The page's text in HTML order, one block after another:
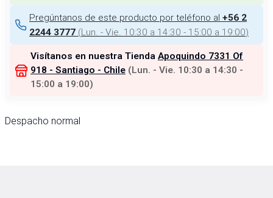
Pregúntanos de este producto por teléfono al +56 2
2244 3777 (Lun. - Vie. 10:30 a 14:30 - 15:00 a 19:00)
Visítanos en nuestra Tienda Apoquindo 7331 Of
918 - Santiago - Chile (Lun. - Vie. 10:30 a 14:30 -
15:00 a 19:00)
Despacho normal